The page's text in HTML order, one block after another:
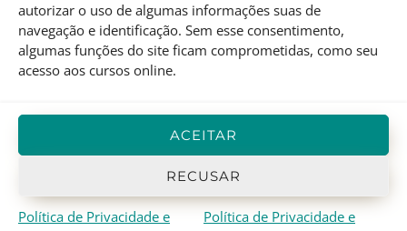
autorizar o uso de algumas informações suas de
navegação e identificação. Sem esse consentimento,
algumas funções do site ficam comprometidas, como seu
acesso aos cursos online.
ACEITAR
RECUSAR
Política de Privacidade e
Política de Privacidade e
Fundado pelo Mestre Joseph Yu no Canadá, o
Feng Shui
Research Centeré um centro de pesquisas e treinamento
em Feng Shui Tradicional Chinês, Astrologia Chinesa e I
Aline Mendesrepresenta o FSRC no Brasil desde 2000, e
título de Mestre
únicaMentora Oficialdo FSRC em língua portuguesa.